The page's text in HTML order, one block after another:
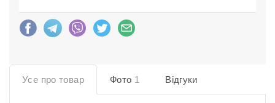
Усе про товар Фото 1 Відгуки